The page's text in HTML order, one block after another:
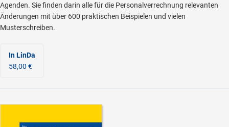
Agenden. Sie finden darin alle für die Personalverrechnung relevanten
Änderungen mit über 600 praktischen Beispielen und vielen
Musterschreiben.
In LinDa
58,00 €